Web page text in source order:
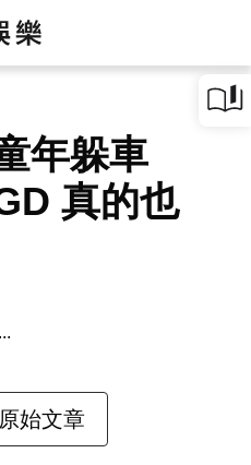
年躲車
真的也
始文章